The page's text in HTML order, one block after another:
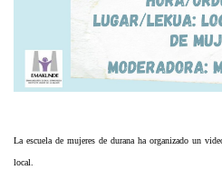
La escuela de mujeres de durana ha organizado un
local.